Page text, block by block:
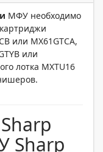
МФУ необходимо
или MX61GTCA,
или
лотка MXTU16
Sharp